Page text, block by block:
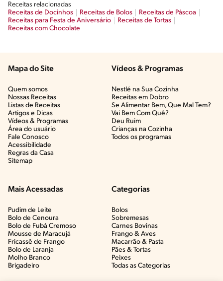
Receitas relacionadas
Receitas de Docinhos
Receitas de Bolos
Receitas de Páscoa
Receitas para Festa de Aniversário
Receitas de Tortas
Receitas com Chocolate
Mapa do Site
Quem somos
Nossas Receitas
Listas de Receitas​
Artigos e Dicas​
Vídeos & Programas​
Área do usuário
Fale Conosco
Acessibilidade
Regras da Casa
Sitemap
Vídeos & Programas​
Nestlé na Sua Cozinha
Receitas em Dobro
Se Alimentar Bem, Que Mal Tem?​
Vai Bem Com Quê?​
Deu Ruim​
Crianças na Cozinha​
Todos os programas
Mais Acessadas
Pudim de Leite
Bolo de Cenoura
Bolo de Fubá Cremoso
Mousse de Maracujá
Fricassê de Frango
Bolo de Laranja
Molho Branco
Brigadeiro
Categorias
Bolos
Sobremesas
Carnes Bovinas​
Frango & Aves​
Macarrão & Pasta​
Pães & Tortas​
Peixes
Todas as Categorias